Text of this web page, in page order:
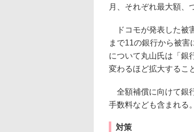
月、それぞれ最大額、
ドコモが発表した被
まで11の銀行から被
について丸山氏は「銀
変わるほど拡大するこ
全額補償に向けて銀
手数料なども含まれる。
対策